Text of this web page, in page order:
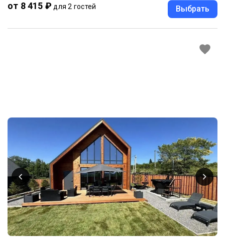
от 8 415 ₽ для 2 гостей Выбрать